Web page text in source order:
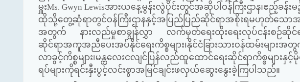
မှူးMs. Gwyn Lewisအားယနေ့မွန်းလွဲပိုင်းတွင်အဆိုပါဝန်ကြီးဌာန၊ဧည့်ခ
ထိုသို့တွေ့ဆုံရာတွင်ဝန်ကြီးဌာနနှင့်အပြည်ပြည်ဆိုင်ရာအစိုးရမဟုတ်သောအဖွဲ့
အတွက် နားလည်မှုစာချွန်လွှာ လက်မှတ်ရေးထိုးရေးလုပ်ငန်းစဉ်ဆိုင်ရာကိစ္
ဆိုင်ရာအကူအညီပေးအပ်နိုင်ရေးကိစ္စများ၊နိုင်ငံခြားသားဝန်ထမ်းများ
လာခွင့်ကိစ္စများ၊မန္တလေးငလျင်ပြန်လည်ထူထောင်ရေးဆိုင်ရာကိစ္စများနှ
ရပ်များကိုရင်းနှီးပွင့်လင်းစွာအမြင်ချင်းဖလှယ်ဆွေးနွေးခဲ့ကြပါသည်။